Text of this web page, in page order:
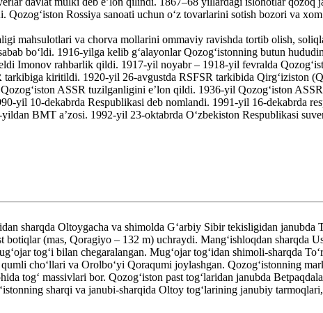
Rossiya sanoati uchun oʻz tovarlarini sotish bozori va
mahsulotlari va chorva mollarini ommaviy ravishda tortib olish,
boʻldi. 1916-yilga kelib gʻalayonlar Qozogʻistonning butun
Imonov rahbarlik qildi. 1917-yil noyabr – 1918-yil fevralda
kiritildi. 1920-yil 26-avgustda RSFSR tarkibida Qirgʻiziston
ASSR tuzilganligini eʼlon qildi. 1936-yil Qozogʻiston
yil 10-dekabrda Respublikasi deb nomlandi. 1991-yil 16-dekabrda
BMT aʼzosi. 1992-yil 23-oktabrda Oʻzbekiston Respublikasi
sharqda Oltoygacha va shimolda Gʻarbiy Sibir tekisligidan janubda
(mas, Qoragiyo – 132 m) uchraydi. Mangʻishloqdan sharqda
togʻi bilan chegaralangan. Mugʻojar togʻidan shimoli-sharqda
choʻllari va Orolboʻyi Qoraqumi joylashgan. Qozogʻistonning
togʻ massivlari bor. Qozogʻiston past togʻlaridan janubda
sharqi va janubi-sharqida Oltoy togʻlarining janubiy